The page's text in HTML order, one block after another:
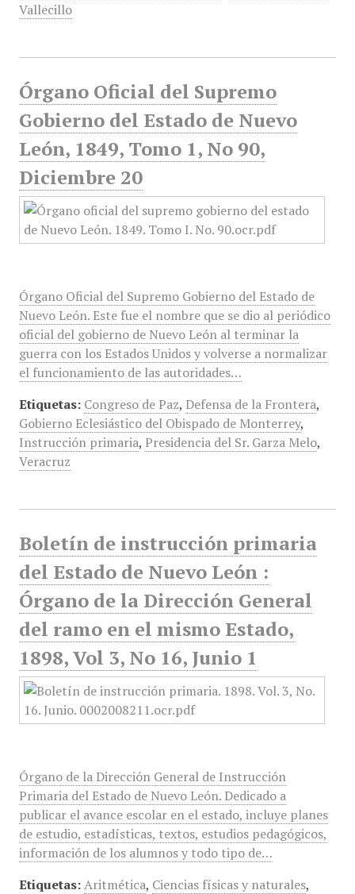
Vallecillo
Órgano Oficial del Supremo
Gobierno del Estado de Nuevo
León, 1849, Tomo 1, No 90,
Diciembre 20
Órgano Oficial del Supremo Gobierno del Estado de
Nuevo León. Este fue el nombre que se dio al periódico
oficial del gobierno de Nuevo León al terminar la
guerra con los Estados Unidos y volverse a normalizar
el funcionamiento de las autoridades…
Etiquetas: Congreso de Paz, Defensa de la Frontera,
Gobierno Eclesiástico del Obispado de Monterrey,
Instrucción primaria, Presidencia del Sr. Garza Melo,
Veracruz
Boletín de instrucción primaria
del Estado de Nuevo León :
Órgano de la Dirección General
del ramo en el mismo Estado,
1898, Vol 3, No 16, Junio 1
Órgano de la Dirección General de Instrucción
Primaria del Estado de Nuevo León. Dedicado a
publicar el avance escolar en el estado, incluye planes
de estudio, estadísticas, textos, estudios pedagógicos,
información de los alumnos y todo tipo de…
Etiquetas: Aritmética, Ciencias físicas y naturales,